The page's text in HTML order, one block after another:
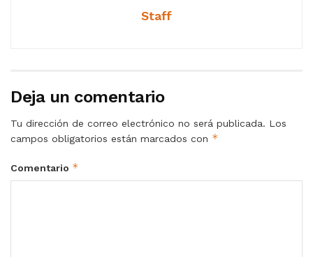
Staff
Deja un comentario
Tu dirección de correo electrónico no será publicada. Los
campos obligatorios están marcados con *
Comentario *